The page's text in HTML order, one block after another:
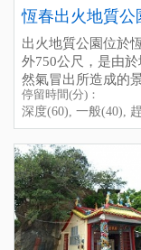
Chi-Niu-Ling
people that pass by
night, it is a bit dark,
drive sIowly and
to bring the
停留時間(分)：深度
般(10), 趕場(5)
恆春出火地質公
出火地質公園位於
外750公尺，是由於
然氣冒出所造成的
在由屏東縣政府管
翻修像公園般的寬
2026年2月1日正式
客休憩站、電梯設
舞台、地景步道、
水池，免費提供大
格、小型停車格、
車格、公車站亭。
這裡也適合晚上來
Chu-Huo (Chuhuo)
The Chuhuo
located 750 meters
the east gate of
is a landscape
underground natural
eruptions。 Now
by the Pingtung
Government，it has
停留時間(分)：
深度(60), 一般(40),